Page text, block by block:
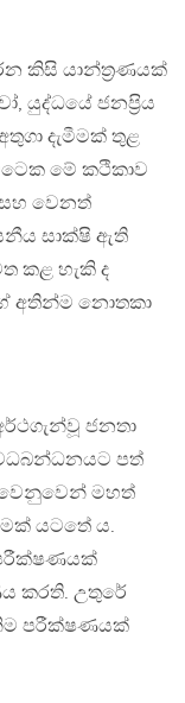
කිසි යාන්ත‍්‍රණයක්
යුද්ධයේ ජනප‍්‍රිය
දැමීමක් තුළ
මේ කථිකාව
සහ වෙනත්
සාක්ෂි ඇති
කළ හැකි ද
අතින්ම නොතකා
ජනතා
පත්
මහත්
යටතේ ය.
කරති. උතුරේ
පරීක්ෂණයක්